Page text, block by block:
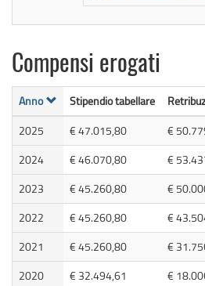
Compensi erogati
Anno Stipendio tabellare
2025
€ 47.015,80 €
2024
€ 46.070,80 €
2023
€ 45.260,80 €
2022
€ 45.260,80 €
2021
€ 45.260,80 €
2020
€ 32.494,61
€